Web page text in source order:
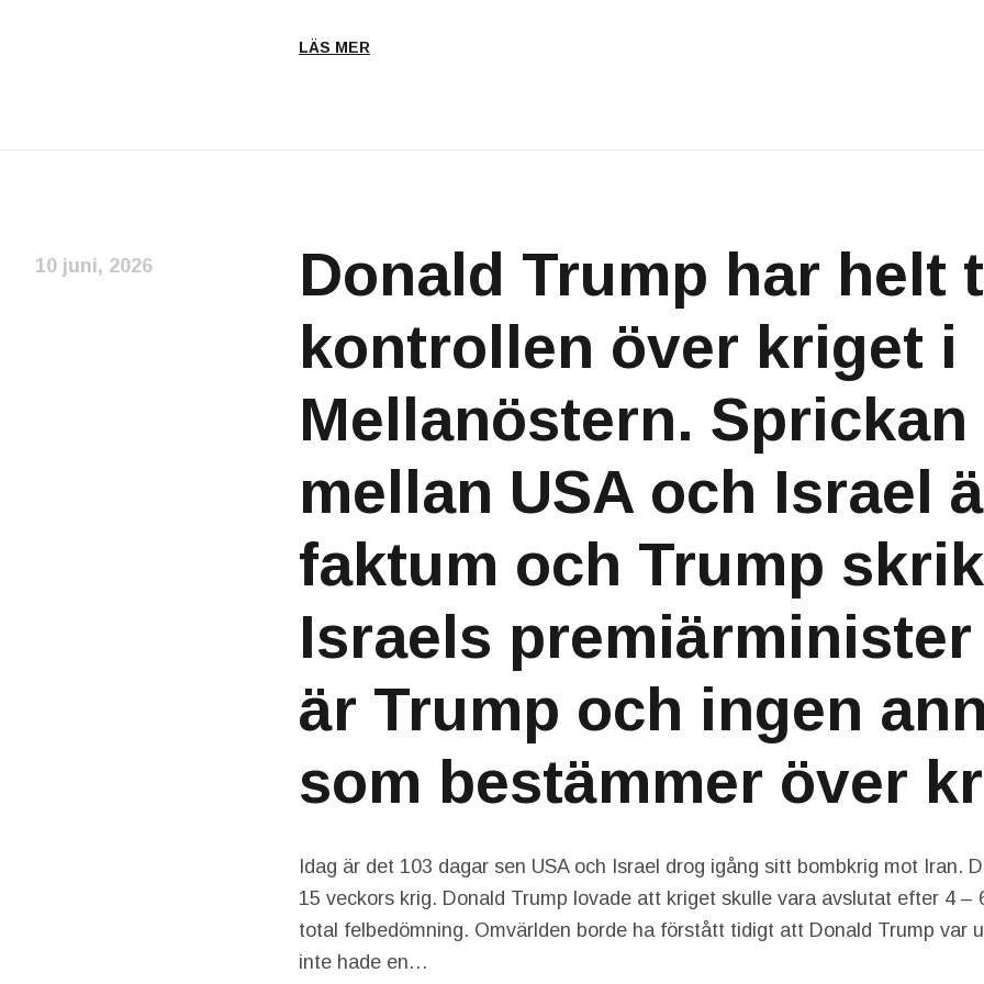
LÄS MER
Donald Trump har helt
kontrollen över kriget i
Mellanöstern. Sprickan
mellan USA och Israel
faktum och Trump
Israels
är Trump och ingen
som bestämmer över
10 juni, 2026
Idag är det 103 dagar sen USA och Israel drog igång sitt bombkrig mot Iran.
15 veckors krig. Donald Trump lovade att kriget skulle vara avslutat efter 4 –
total felbedömning. Omvärlden borde ha förstått tidigt att Donald Trump var
inte hade en…